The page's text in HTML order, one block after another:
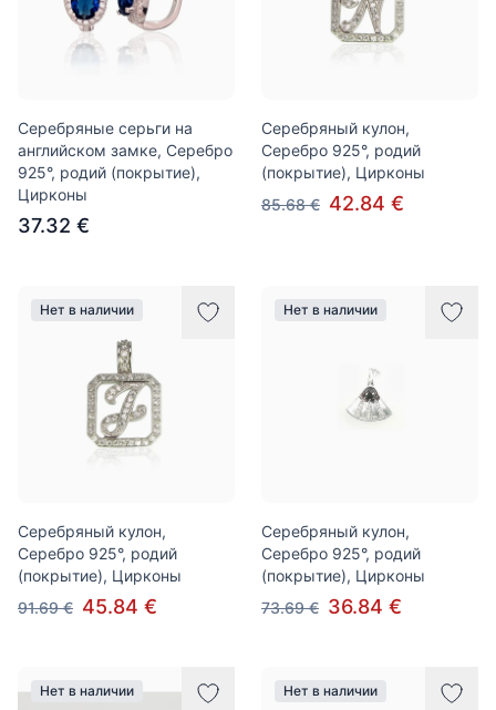
Серебряные серьги на
английском замке, Серебро
925°, родий (покрытие),
Цирконы
37.32 €
Серебряный кулон,
Серебро 925°, родий
(покрытие), Цирконы
85.68 € 42.84 €
Нет в наличии
Серебряный кулон,
Серебро 925°, родий
(покрытие), Цирконы
91.69 € 45.84 €
Нет в наличии
Серебряный кулон,
Серебро 925°, родий
(покрытие), Цирконы
73.69 € 36.84 €
Нет в наличии Нет в наличии